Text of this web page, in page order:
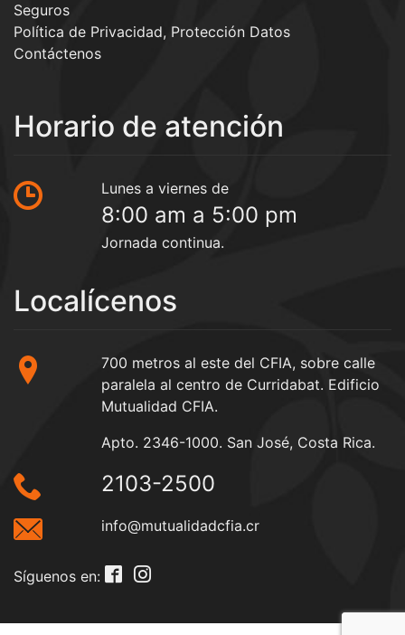
Seguros
Política de Privacidad, Protección Datos
Contáctenos
Horario de atención
Lunes a viernes de
8:00 am a 5:00 pm
Jornada continua.
Localícenos
700 metros al este del CFIA, sobre calle
paralela al centro de Curridabat. Edificio
Mutualidad CFIA.
Apto. 2346-1000. San José, Costa Rica.
2103-2500
info@mutualidadcfia.cr
Síguenos en: